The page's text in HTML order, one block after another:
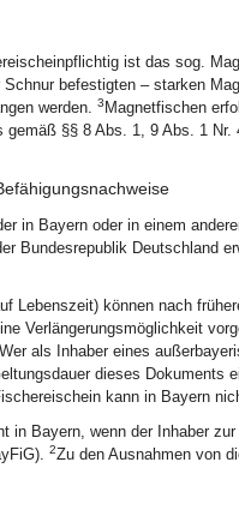
ist das sog.
befestigten – starken
werden. 3 Magnetfischen
§§ 8 Abs. 1, 9 Abs. 1
in Bayern oder in einem
Bundesrepublik Deutschland
Lebenszeit) können nach
Verlängerungsmöglichkeit
Wer als Inhaber eines
dieses Dokuments
kann in Bayern
in Bayern, wenn der Inhaber
2Zu den Ausnahmen von